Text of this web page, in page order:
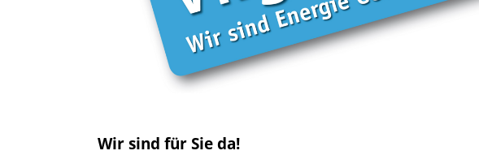
Wir sind für Sie da!